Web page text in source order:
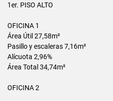
1er. PISO ALTO
OFICINA 1
Área Útil 27,58m²
Pasillo y escaleras 7,16m²
Alícuota 2,96%
Área Total 34,74m²
OFICINA 2